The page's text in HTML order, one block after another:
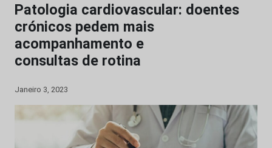
Patologia cardiovascular: doentes
crónicos pedem mais
acompanhamento e
consultas de rotina
Janeiro 3, 2023